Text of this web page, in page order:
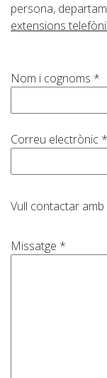
persona,
extensions
Nom i cognoms *
Correu electrònic *
Vull contactar amb
Missatge *